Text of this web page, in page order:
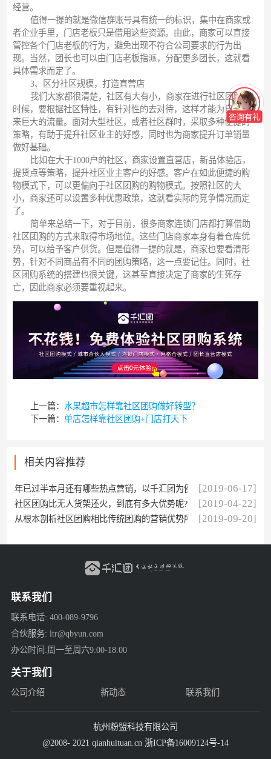
经营。
值得一提的就是微信群账号具有统一的标识，集中在商家或
者企业手里，门店老板只是借用这些资源。由此，商家可以直接
管控各个门店老板的行为，避免出现不符合公司要求的行为出
现。当然，团长也可以由门店老板指派，分配更多团长，这就看
具体需求而定了。
3、区分社区规模，打造直营店
我们大家都很清楚，社区有大有小，商家在进行社区团购的
时候，要根据社区特性，有针对性的去对待，这样才能为自己带
来巨大的流量。面对大型社区，或者社区群时，采取多种便捷的
策略，有助于提升社区业主的好感，同时也为商家提升订单销量
做好基础。
比如在大于1000户的社区，商家设置直营店，新品体验店，
提货点等策略，提升社区业主客户的好感。客户在如此便捷的购
物模式下，可以更偏向于社区团购的购物模式。按照社区的大
小，商家还可以设置多种优惠政策，这就看实际的竞争情况而定
了。
简单来总结一下，对于目前，很多商家连锁门店都打算借助
社区团购的方式来取得市场地位。这些门店商家本身有着仓库优
势，可以给予客户供货。但是值得一提的就是，商家也要看清形
势，针对不同商品有不同的团购策略，这一点要记住。同时，社
区团购系统的搭建也很关键，这甚至直接决定了商家的生死存
亡，因此商家必须要重视起来。
上一篇：水果超市怎样靠社区团购做好转型？
下一篇：单店怎样靠社区团购+门店打天下
相关内容推荐
年已过半本月还有哪些热点营销，以千汇团为例 [2019-06-17]
社区团购比无人货架还火，到底有多大优势呢? [2019-04-22]
从根本剖析社区团购相比传统团购的营销优势所在 [2019-09-20]
联系我们
联系电话: 400-089-9796
合伙服务: ltr@qbyun.com
办公时间:周一至周六9:00-18:00
关于我们
公司介绍 新动态 联系我们
杭州粉盟科技有限公司
@2008- 2021 qianhuituan.cn 浙ICP备16009124号-14